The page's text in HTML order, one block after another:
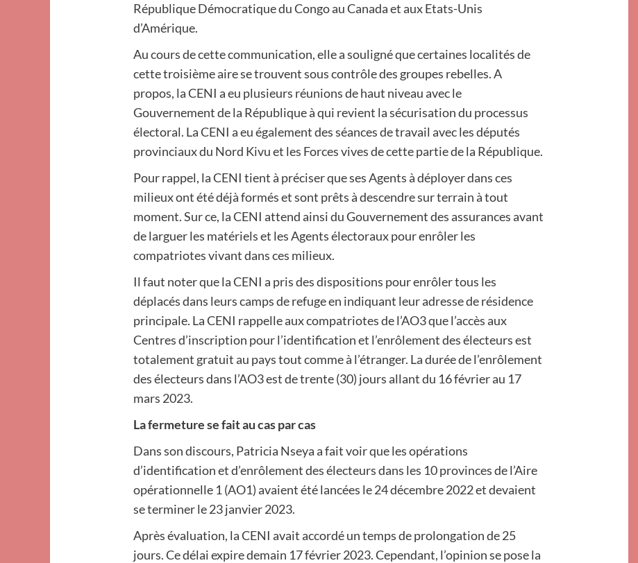
République Démocratique du Congo au Canada et aux Etats-Unis
d’Amérique.
Au cours de cette communication, elle a souligné que certaines localités de
cette troisième aire se trouvent sous contrôle des groupes rebelles. A
propos, la CENI a eu plusieurs réunions de haut niveau avec le
Gouvernement de la République à qui revient la sécurisation du processus
électoral. La CENI a eu également des séances de travail avec les députés
provinciaux du Nord Kivu et les Forces vives de cette partie de la République.
Pour rappel, la CENI tient à préciser que ses Agents à déployer dans ces
milieux ont été déjà formés et sont prêts à descendre sur terrain à tout
moment. Sur ce, la CENI attend ainsi du Gouvernement des assurances avant
de larguer les matériels et les Agents électoraux pour enrôler les
compatriotes vivant dans ces milieux.
Il faut noter que la CENI a pris des dispositions pour enrôler tous les
déplacés dans leurs camps de refuge en indiquant leur adresse de résidence
principale. La CENI rappelle aux compatriotes de l’AO3 que l’accès aux
Centres d’inscription pour l’identification et l’enrôlement des électeurs est
totalement gratuit au pays tout comme à l’étranger. La durée de l’enrôlement
des électeurs dans l’AO3 est de trente (30) jours allant du 16 février au 17
mars 2023.
La fermeture se fait au cas par cas
Dans son discours, Patricia Nseya a fait voir que les opérations
d’identification et d’enrôlement des électeurs dans les 10 provinces de l’Aire
opérationnelle 1 (AO1) avaient été lancées le 24 décembre 2022 et devaient
se terminer le 23 janvier 2023.
Après évaluation, la CENI avait accordé un temps de prolongation de 25
jours. Ce délai expire demain 17 février 2023. Cependant, l’opinion se pose la